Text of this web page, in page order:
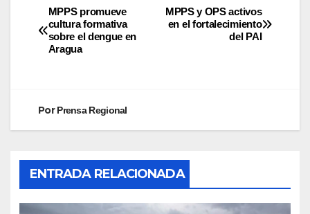
MPPS y OPS activos
en el fortalecimiento
del PAI
MPPS promueve
cultura formativa
sobre el dengue en
Aragua
PorPrensa Regional
ENTRADA RELACIONADA